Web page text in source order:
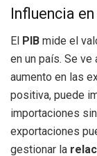
Influencia
El PIB mide el
en un país. Se ve
aumento en las
positiva, puede
importaciones
exportaciones
gestionar la